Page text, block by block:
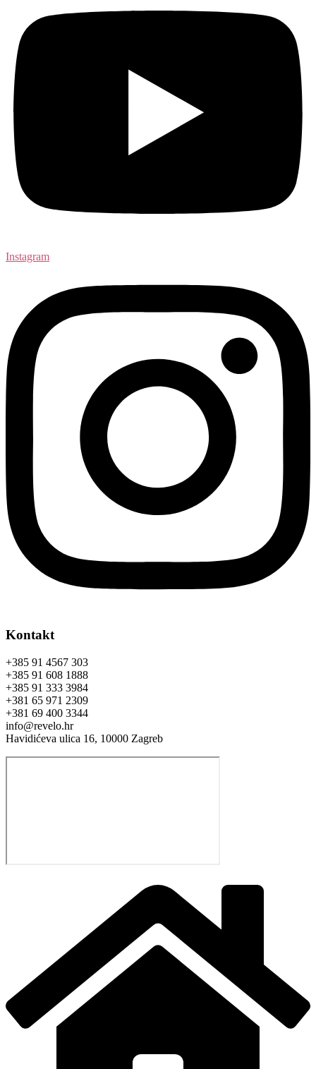
Instagram
Kontakt
+385 91 4567 303
+385 91 608 1888
+385 91 333 3984
+381 65 971 2309
+381 69 400 3344
info@revelo.hr
Havidićeva ulica 16, 10000 Zagreb